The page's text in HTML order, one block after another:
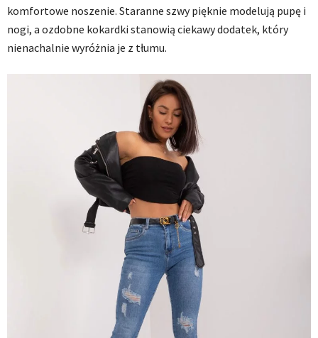
komfortowe noszenie. Staranne szwy pięknie modelują pupę i
nogi, a ozdobne kokardki stanowią ciekawy dodatek, który
nienachalnie wyróżnia je z tłumu.